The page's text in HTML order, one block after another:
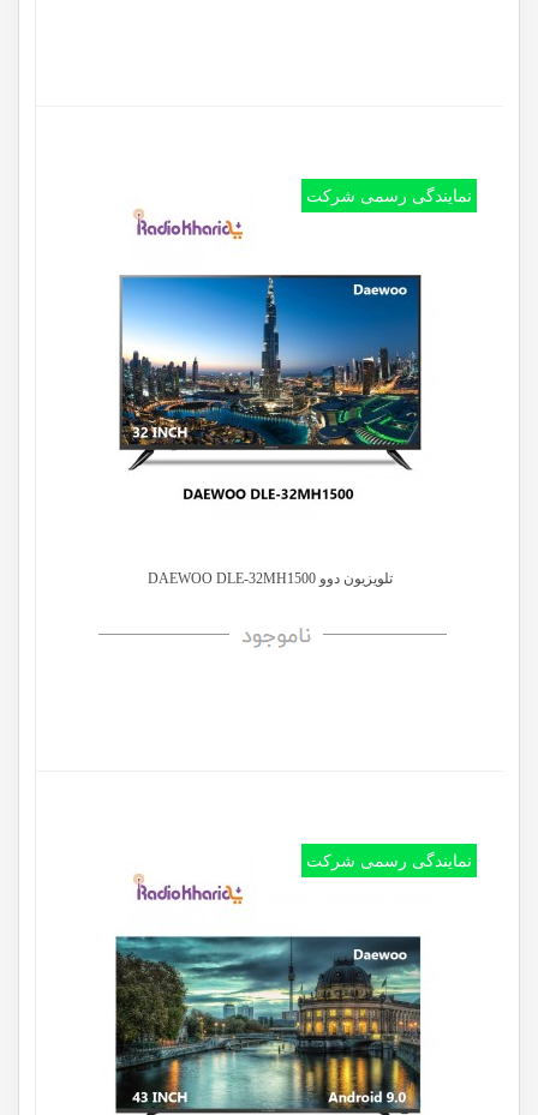
نمایندگی رسمی شرکت
تلویزیون دوو DAEWOO DLE-32MH1500
نمایندگی رسمی شرکت